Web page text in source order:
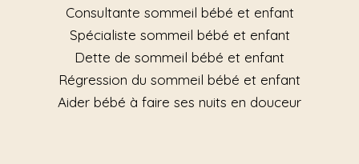
Consultante sommeil bébé et enfant
Spécialiste sommeil bébé et enfant
Dette de sommeil bébé et enfant
Régression du sommeil bébé et enfant
Aider bébé à faire ses nuits en douceur